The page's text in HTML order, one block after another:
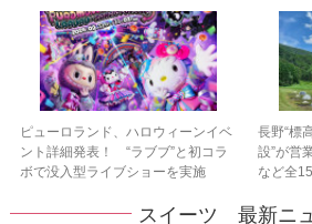
ピューロランド、ハロウィーンイベ
ント詳細発表！ “ラブブ”と初コラ
ボで没入型ライブショーを実施
長野“標
設”が営
など全
スイーツ 最新ニ